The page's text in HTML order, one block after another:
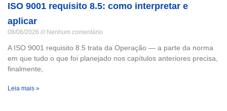
ISO 9001 requisito 8.5: como interpretar e
aplicar
08/06/2026 Nenhum comentário
A ISO 9001 requisito 8.5 trata da Operação — a parte da norma
em que tudo o que foi planejado nos capítulos anteriores precisa,
finalmente,
Leia mais »